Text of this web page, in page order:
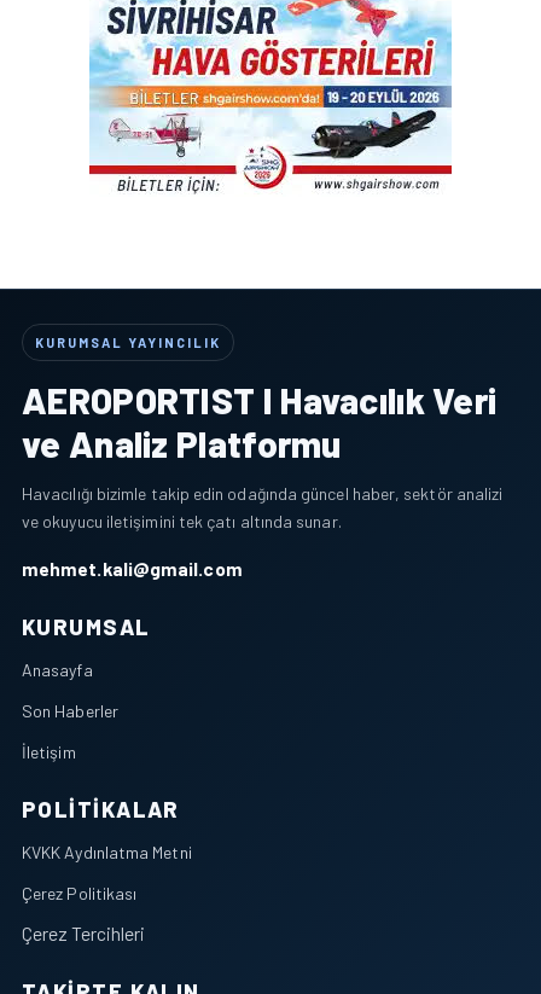
KURUMSAL YAYINCILIK
AEROPORTIST I Havacılık Veri
ve Analiz Platformu
Havacılığı bizimle takip edin odağında güncel haber, sektör analizi
ve okuyucu iletişimini tek çatı altında sunar.
mehmet.kali@gmail.com
KURUMSAL
Anasayfa
Son Haberler
İletişim
POLITIKALAR
KVKK Aydınlatma Metni
Çerez Politikası
Çerez Tercihleri